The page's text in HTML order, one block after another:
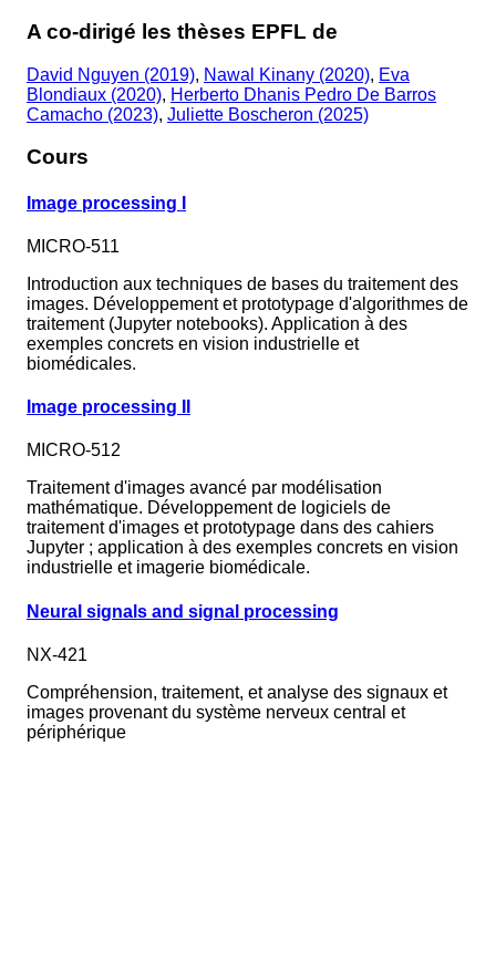
A co-dirigé les thèses EPFL de
David Nguyen (2019), Nawal Kinany (2020), Eva
Blondiaux (2020), Herberto Dhanis Pedro De Barros
Camacho (2023), Juliette Boscheron (2025)
Cours
Image processing I
MICRO-511
Introduction aux techniques de bases du traitement des
images. Développement et prototypage d'algorithmes de
traitement (Jupyter notebooks). Application à des
exemples concrets en vision industrielle et
biomédicales.
Image processing II
MICRO-512
Traitement d'images avancé par modélisation
mathématique. Développement de logiciels de
traitement d'images et prototypage dans des cahiers
Jupyter ; application à des exemples concrets en vision
industrielle et imagerie biomédicale.
Neural signals and signal processing
NX-421
Compréhension, traitement, et analyse des signaux et
images provenant du système nerveux central et
périphérique